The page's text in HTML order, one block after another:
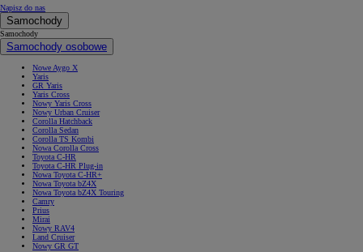
Napisz do nas
Samochody
Samochody
Samochody osobowe
Nowe Aygo X
Yaris
GR Yaris
Yaris Cross
Nowy Yaris Cross
Nowy Urban Cruiser
Corolla Hatchback
Corolla Sedan
Corolla TS Kombi
Nowa Corolla Cross
Toyota C-HR
Toyota C-HR Plug-in
Nowa Toyota C-HR+
Nowa Toyota bZ4X
Nowa Toyota bZ4X Touring
Camry
Prius
Mirai
Nowy RAV4
Land Cruiser
Nowy GR GT